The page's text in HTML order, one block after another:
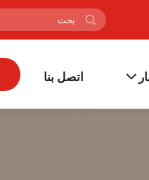
اتصل بنا